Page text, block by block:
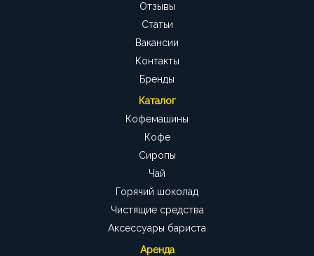
Отзывы
Статьи
Вакансии
Контакты
Бренды
Каталог
Кофемашины
Кофе
Сиропы
Чай
Горячий шоколад
Чистящие средства
Аксессуары бариста
Аренда